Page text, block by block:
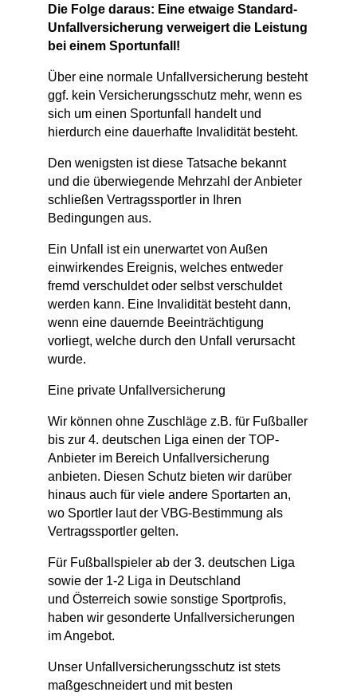
Die Folge daraus: Eine etwaige Standard-
Unfallversicherung verweigert die Leistung
bei einem Sportunfall!
Über eine normale Unfallversicherung besteht
ggf. kein Versicherungsschutz mehr, wenn es
sich um einen Sportunfall handelt und
hierdurch eine dauerhafte Invalidität besteht.
Den wenigsten ist diese Tatsache bekannt
und die überwiegende Mehrzahl der Anbieter
schließen Vertragssportler in Ihren
Bedingungen aus.
Ein Unfall ist ein unerwartet von Außen
einwirkendes Ereignis, welches entweder
fremd verschuldet oder selbst verschuldet
werden kann. Eine Invalidität besteht dann,
wenn eine dauernde Beeinträchtigung
vorliegt, welche durch den Unfall verursacht
wurde.
Eine private Unfallversicherung
Wir können ohne Zuschläge z.B. für Fußballer
bis zur 4. deutschen Liga einen der TOP-
Anbieter im Bereich Unfallversicherung
anbieten. Diesen Schutz bieten wir darüber
hinaus auch für viele andere Sportarten an,
wo Sportler laut der VBG-Bestimmung als
Vertragssportler gelten.
Für Fußballspieler ab der 3. deutschen Liga
sowie der 1-2 Liga in Deutschland
und Österreich sowie sonstige Sportprofis,
haben wir gesonderte Unfallversicherungen
im Angebot.
Unser Unfallversicherungsschutz ist stets
maßgeschneidert und mit besten